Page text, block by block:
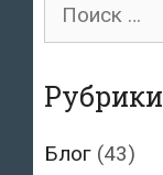
Рубрики
Блог (43)